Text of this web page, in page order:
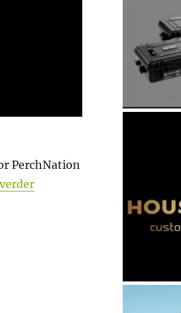
PerchNation
“ZanderNation, we gaan